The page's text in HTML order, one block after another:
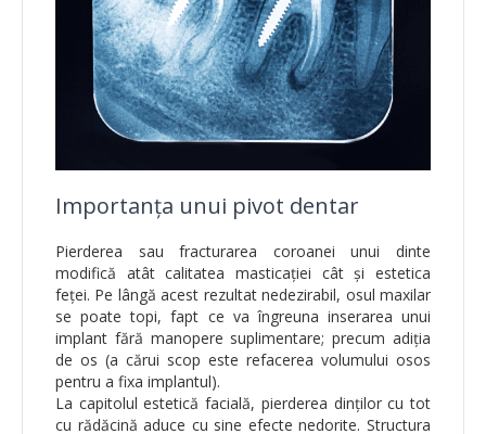
Importanța unui pivot dentar
Pierderea sau fracturarea coroanei unui dinte
modifică atât calitatea masticației cât și estetica
feței. Pe lângă acest rezultat nedezirabil, osul maxilar
se poate topi, fapt ce va îngreuna inserarea unui
implant fără manopere suplimentare; precum adiția
de os (a cărui scop este refacerea volumului osos
pentru a fixa implantul).
La capitolul estetică facială, pierderea dinților cu tot
cu rădăcină aduce cu sine efecte nedorite. Structura